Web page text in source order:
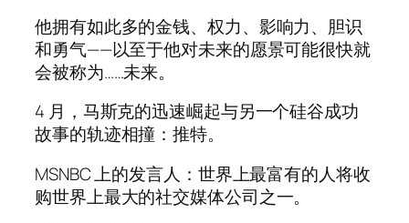
他拥有如此多的金钱、权力、影响力、胆识
和勇气——以至于他对未来的愿景可能很快就
会被称为……未来。
4 月，马斯克的迅速崛起与另一个硅谷成功
故事的轨迹相撞：推特。
MSNBC 上的发言人：世界上最富有的人将收
购世界上最大的社交媒体公司之一。